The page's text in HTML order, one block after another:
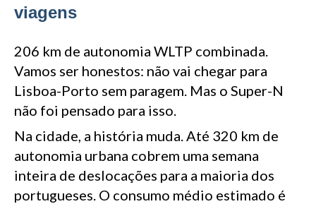
viagens
206 km de autonomia WLTP combinada.
Vamos ser honestos: não vai chegar para
Lisboa-Porto sem paragem. Mas o Super-N
não foi pensado para isso.
Na cidade, a história muda. Até 320 km de
autonomia urbana cobrem uma semana
inteira de deslocações para a maioria dos
portugueses. O consumo médio estimado é